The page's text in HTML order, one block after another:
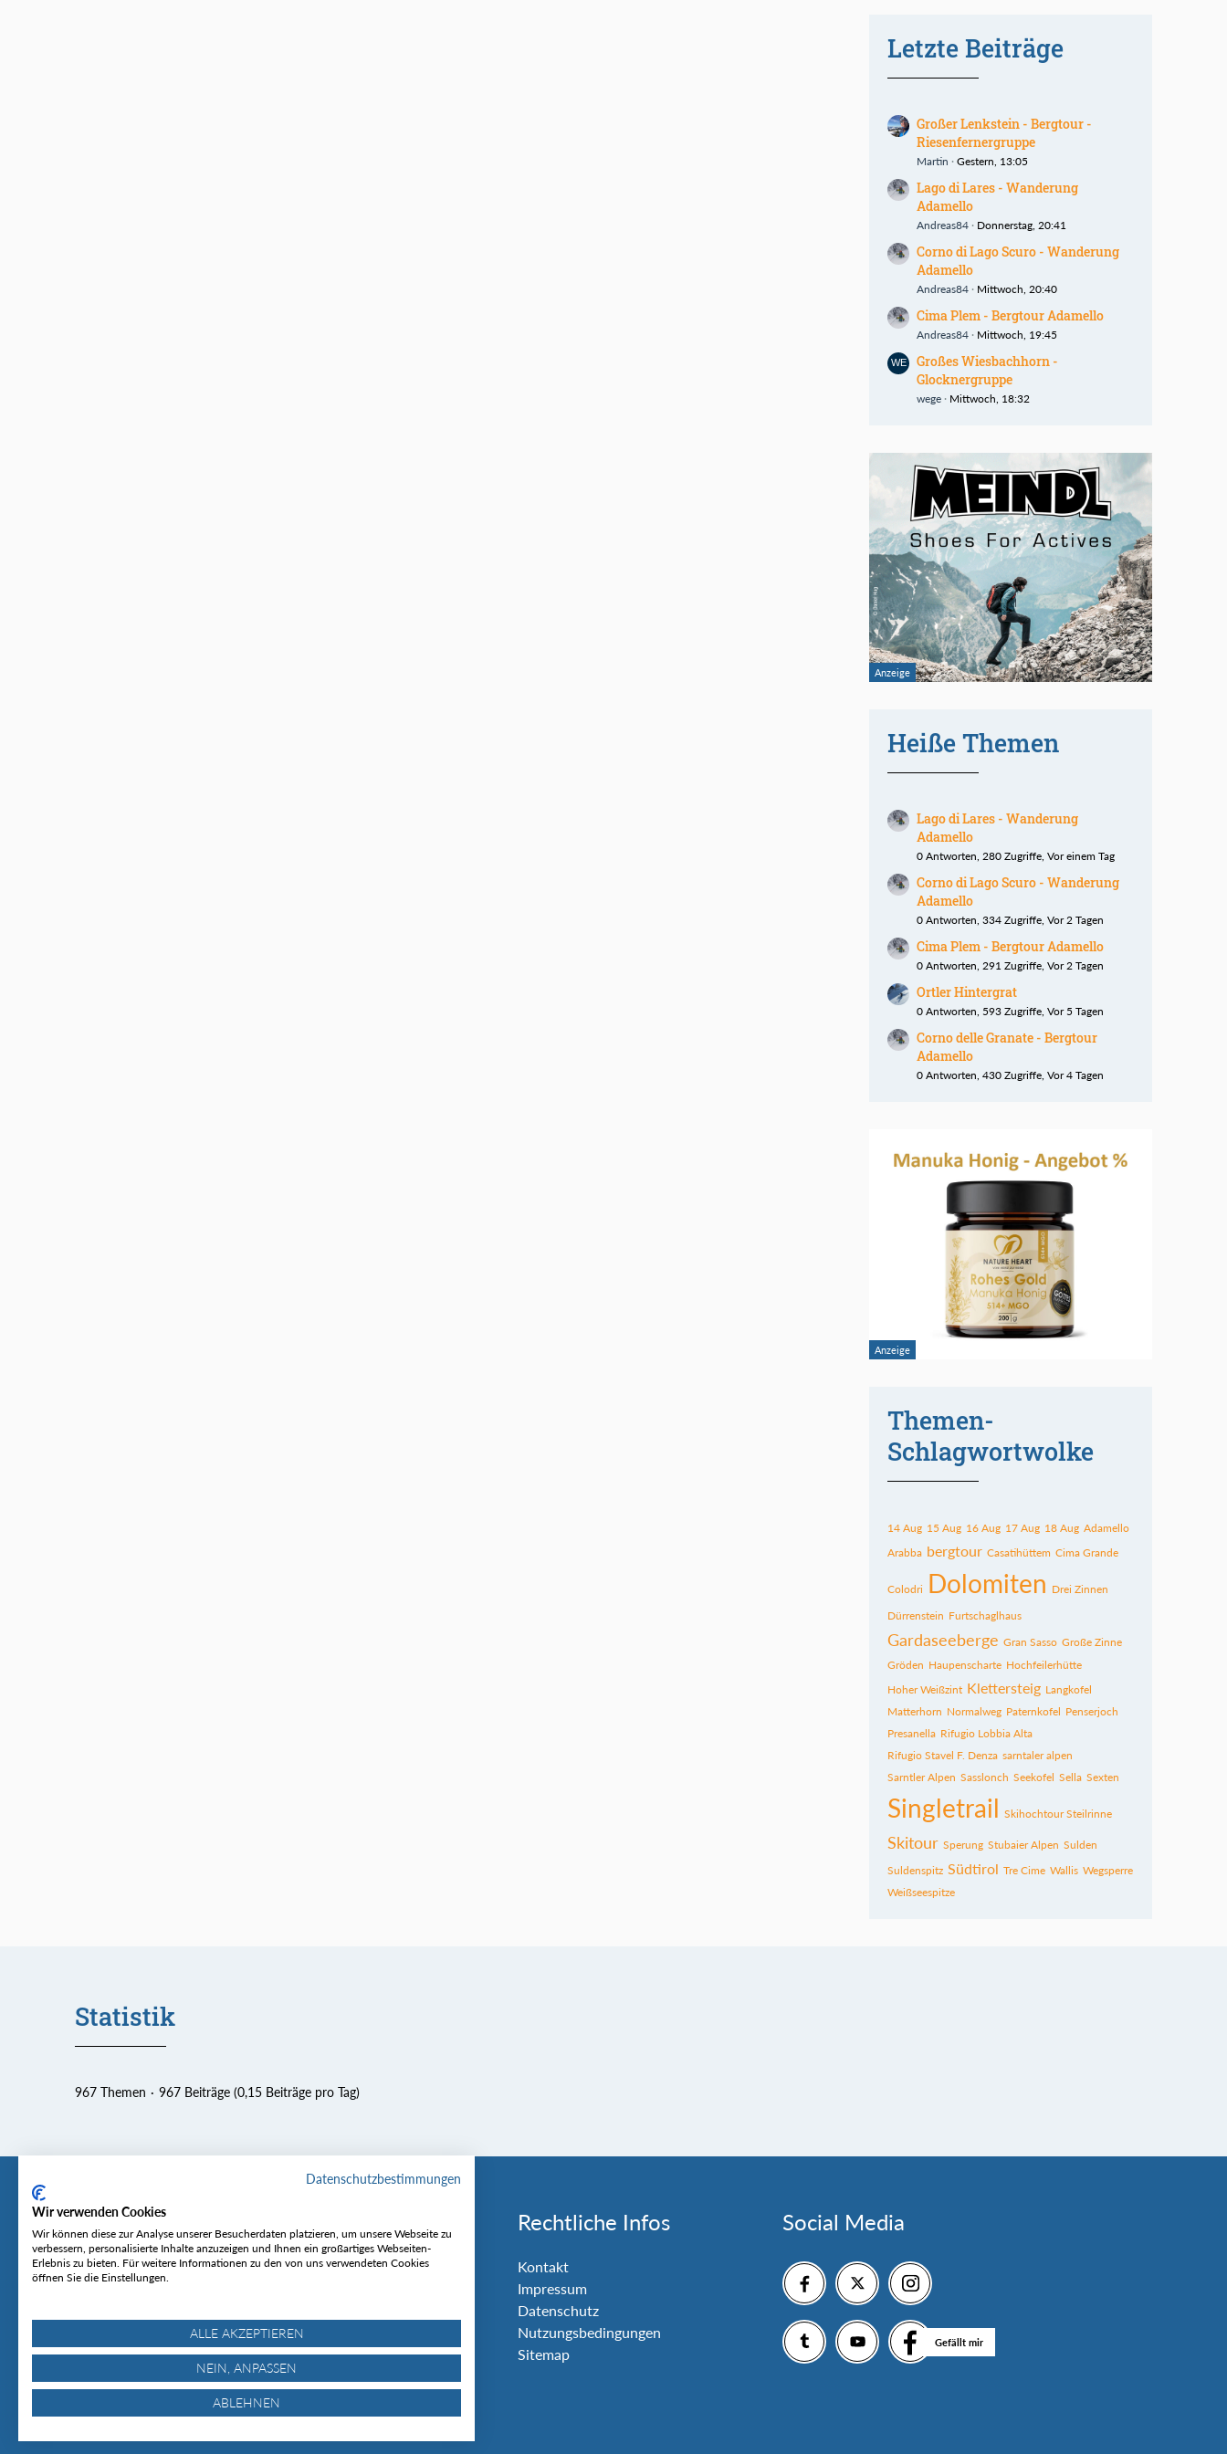
Letzte Beiträge
Großer Lenkstein - Bergtour -
Riesenfernergruppe
Martin Gestern, 13:05
Lago di Lares - Wanderung
Adamello
Andreas84 Donnerstag, 20:41
Corno di Lago Scuro - Wanderung
Adamello
Andreas84 Mittwoch, 20:40
Cima Plem - Bergtour Adamello
Andreas84 Mittwoch, 19:45
Großes Wiesbachhorn -
Glocknergruppe
wege Mittwoch, 18:32
Heiße Themen
Lago di Lares - Wanderung
Adamello
0 Antworten, 280 Zugriffe, Vor einem Tag
Corno di Lago Scuro - Wanderung
Adamello
0 Antworten, 334 Zugriffe, Vor 2 Tagen
Cima Plem - Bergtour Adamello
0 Antworten, 291 Zugriffe, Vor 2 Tagen
Ortler Hintergrat
0 Antworten, 593 Zugriffe, Vor 5 Tagen
Corno delle Granate - Bergtour
Adamello
0 Antworten, 430 Zugriffe, Vor 4 Tagen
Themen-
Schlagwortwolke
14 Aug 15 Aug 16 Aug 17 Aug 18 Aug Adamello
Arabba bergtour Casatihüttem Cima Grande
Colodri Dolomiten Drei Zinnen
Dürrenstein Furtschaglhaus
Gardaseeberge Gran Sasso Große Zinne
Gröden Haupenscharte Hochfeilerhütte
Hoher Weißzint Klettersteig Langkofel
Matterhorn Normalweg Paternkofel Penserjoch
Presanella Rifugio Lobbia Alta
Rifugio Stavel F. Denza sarntaler alpen
Sarntler Alpen Sasslonch Seekofel Sella Sexten
Singletrail Skihochtour Steilrinne
Skitour Sperung Stubaier Alpen Sulden
Suldenspitz Südtirol Tre Cime Wallis Wegsperre
Weißseespitze
Statistik
967 Themen 967 Beiträge (0,15 Beiträge pro Tag)
Tourentipp
Über uns
Wetter & Lawinenlage
Rechtliche Infos
Kontakt
Impressum
Datenschutz
Nutzungsbedingungen
Sitemap
Social Media
Gefällt mir
© Tourentipp.com 2025
Datenschutzbestimmungen
Wir verwenden Cookies
Wir können diese zur Analyse unserer Besucherdaten platzieren, um unsere Webseite zu
verbessern, personalisierte Inhalte anzuzeigen und Ihnen ein großartiges Webseiten-
Erlebnis zu bieten. Für weitere Informationen zu den von uns verwendeten Cookies
öffnen Sie die Einstellungen.
ALLE AKZEPTIEREN
NEIN, ANPASSEN
ABLEHNEN